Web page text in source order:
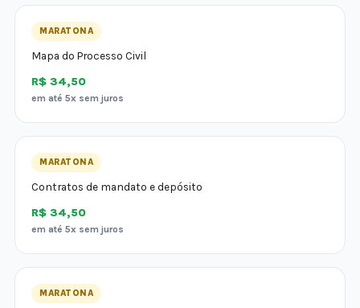
MARATONA
Mapa do Processo Civil
R$ 34,50
em até 5x sem juros
MARATONA
Contratos de mandato e depósito
R$ 34,50
em até 5x sem juros
MARATONA